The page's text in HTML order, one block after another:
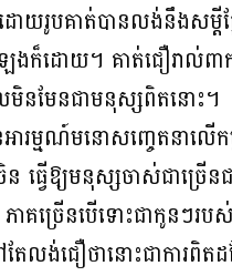
រូបគាត់បានលង់នឹងសម្ដីផ្
ងក៏ដោយ។ គាត់ជឿរាល់ព
លមិនមែនជាមនុស្សពិតនោះ។
ម្មណ៍មនោសញ្ចេតនាលើ
ន ធ្វើឱ្យមនុស្សចាស់ជាច្
ភាគច្រើនបើទោះជាកូនៗ
តែលង់ជឿថានោះជាការពិ